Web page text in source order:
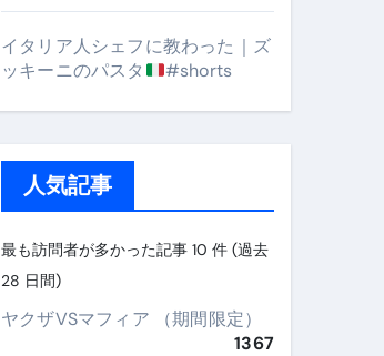
イタリア人シェフに教わった｜ズ
ッキーニのパスタ
#shorts
人気記事
最も訪問者が多かった記事 10 件 (過去
28 日間)
ヤクザVSマフィア （期間限定）
1367